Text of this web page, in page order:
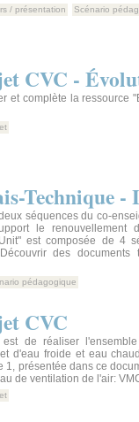
/ présentation Scénario
CVC -
et complète la ressource
Technique
séquences du co-
le renouvellement
est composée de 4
des documents
pédagogique
CVC
de réaliser
d'eau froide et eau
1, présentée dans ce
de ventilation de l'air: